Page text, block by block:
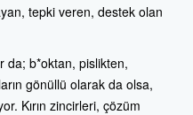
tepki veren, destek olan
da; b*oktan, pislikten,
gönüllü olarak da olsa,
Kırın zincirleri, çözüm